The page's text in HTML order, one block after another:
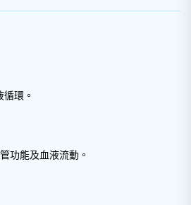
循環。
功能及血液流動 。